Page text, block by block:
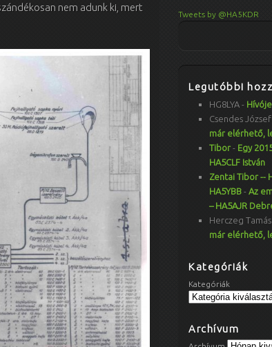
nem adunk ki, mert
Tweets by @HA5KDR
Legutóbbi
HG8LYA -
Csendes József
már elérhető,
Tibor - Egy
HA5CLF István
Zentai Tibor --
HA5YBB - Az
– HA5AJR
Herczeg Tamás
már elérhető,
Kategóriák
Kategóriák
Archívum